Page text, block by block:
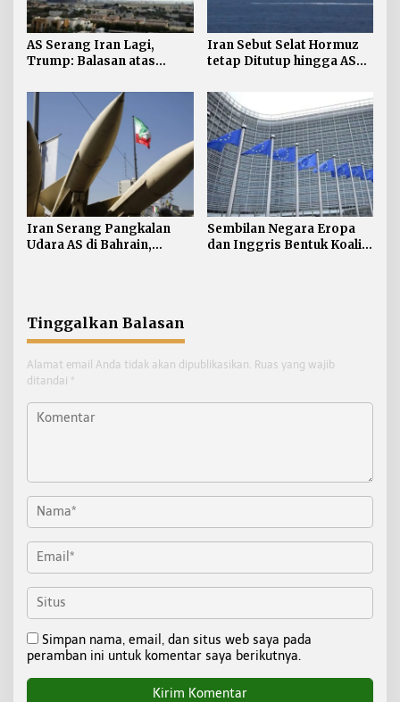
AS Serang Iran Lagi,
Trump: Balasan atas
Iran Sebut Selat Hormuz
tetap Ditutup hingga AS
Iran Serang Pangkalan
Udara AS di Bahrain,
Sembilan Negara Eropa
dan Inggris Bentuk Koalisi
Tinggalkan Balasan
Alamat email Anda tidak akan dipublikasikan. Ruas yang wajib
ditandai *
Simpan nama, email, dan situs web saya pada
peramban ini untuk komentar saya berikutnya.